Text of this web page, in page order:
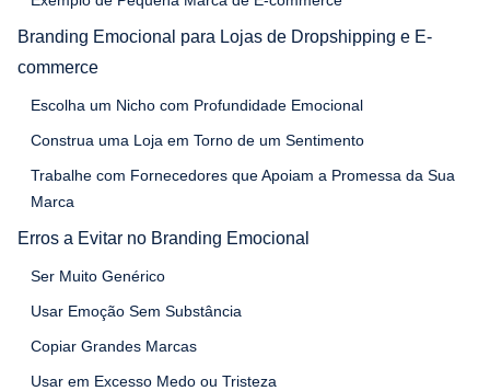
Branding Emocional para Lojas de Dropshipping e E-
commerce
Escolha um Nicho com Profundidade Emocional
Construa uma Loja em Torno de um Sentimento
Trabalhe com Fornecedores que Apoiam a Promessa da Sua
Marca
Erros a Evitar no Branding Emocional
Ser Muito Genérico
Usar Emoção Sem Substância
Copiar Grandes Marcas
Usar em Excesso Medo ou Tristeza